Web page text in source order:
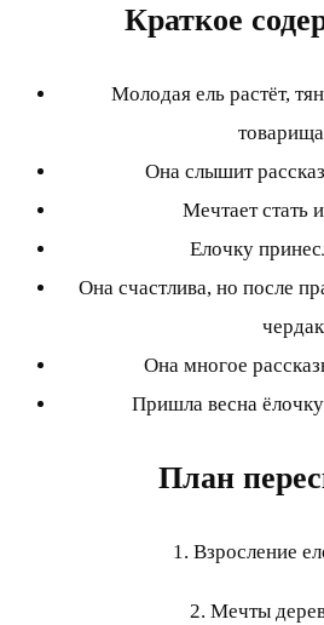
Краткое
Молодая ель растёт,
Она слышит
Мечтает стать
Елочку
Она счастлива, но после
Она многое
Пришла весна
План
1. Взросление
2. Мечты